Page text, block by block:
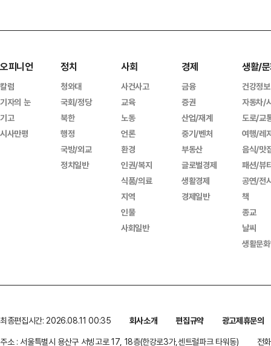
오피니언
칼럼
기자의 눈
기고
시사만평
정치
청와대
국회/정당
북한
행정
국방/외교
정치일반
사회
사건사고
교육
노동
언론
환경
인권/복지
식품/의료
지역
인물
사회일반
경제
금융
증권
산업/재계
중기/벤처
부동산
글로벌경제
생활경제
경제일반
생활/
건강정보
자동차/
도로/교
여행/레
음식/맛
패션/뷰
공연/전
책
종교
날씨
생활문
최종편집시간: 2026.08.11 00:35 회사소개 편집규약
광고제휴문의
주소 : 서울특별시 용산구 서빙고로 17, 18층(한강로3가,센트럴파크 타워동)
전